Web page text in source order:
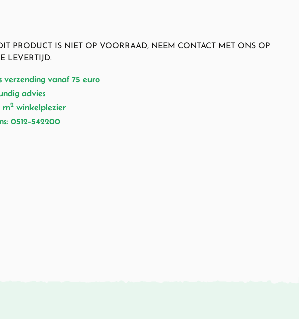
PRODUCT IS NIET OP VOORRAAD, NEEM CONTACT MET ONS OP
LEVERTIJD.
verzending vanaf 75 euro
advies
m2 winkelplezier
0512-542200